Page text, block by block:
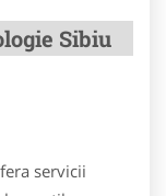
Sibiu
servicii